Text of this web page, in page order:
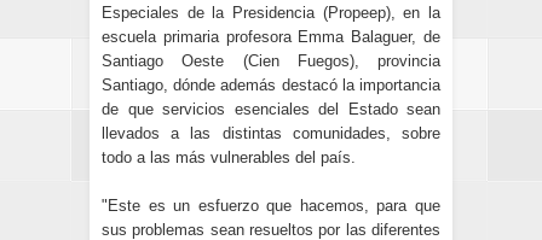
Especiales de la Presidencia (Propeep), en la
escuela primaria profesora Emma Balaguer, de
Santiago Oeste (Cien Fuegos), provincia
Santiago, dónde además destacó la importancia
de que servicios esenciales del Estado sean
llevados a las distintas comunidades, sobre
todo a las más vulnerables del país.
"Este es un esfuerzo que hacemos, para que
sus problemas sean resueltos por las diferentes